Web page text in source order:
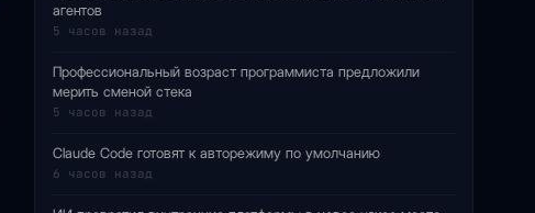
агентов
5 часов назад
Профессиональный возраст программиста предложили
мерить сменой стека
5 часов назад
Claude Code готовят к авторежиму по умолчанию
6 часов назад